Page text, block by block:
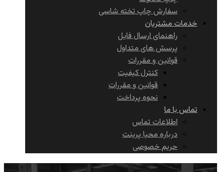
سفارش چاپ تخته شاسی
خدمات مشتریان
راهنمای ارسال فایل
پرسش های متداول
قوانین و مقررات
کنترل کیفیت
قوانین و مقررات
نحوه پرداخت
تماس با ما
اطلاعات تماس
درباره محیا پرینت
حریم خصوصی